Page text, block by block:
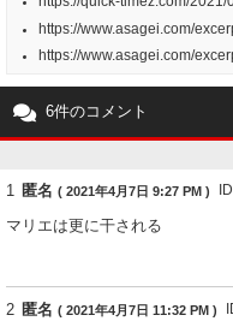
https://www.asagei.com/
https://www.asagei.com/
6件のコメント
1 匿名 ( 2021年4月7日 9:27 PM )
マリエは更に干される
2 匿名 ( 2021年4月7日 11:32 PM )